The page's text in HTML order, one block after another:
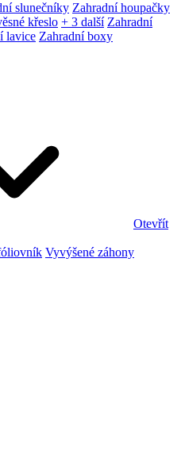
slunečníky Zahradní houpačky
křeslo + 3 další Zahradní
lavice Zahradní boxy
Otevřít
Vyvýšené záhony